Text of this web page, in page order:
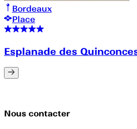
Bordeaux
Place
Esplanade des
Nous contacter